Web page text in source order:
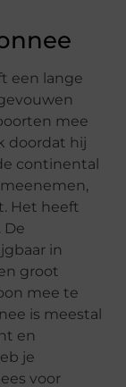
een lange
mee
doordat hij
continental
Het heeft
De
in
groot
mee te
is meestal
en
je
voor